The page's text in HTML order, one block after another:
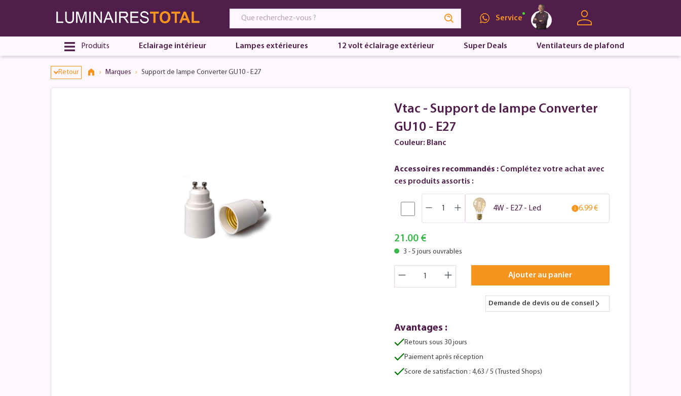
Service
Produits Eclairage intérieur Lampes extérieures 12 volt éclairage extérieur Super Deals Ventilateurs de plafond
Retour Marques Support de lampe Converter GU10 - E27
Vtac - Support de lampe Converter
GU10 - E27
Couleur: Blanc
Accessoires recommandés : Complétez votre achat avec
ces produits assortis :
4W - E27 - Led 6.99 €
21.00 €
3 - 5 jours ouvrables
Ajouter au panier
Demande de devis ou de conseil
Avantages :
Retours sous 30 jours
Paiement après réception
Score de satisfaction : 4,63 / 5 (Trusted Shops)